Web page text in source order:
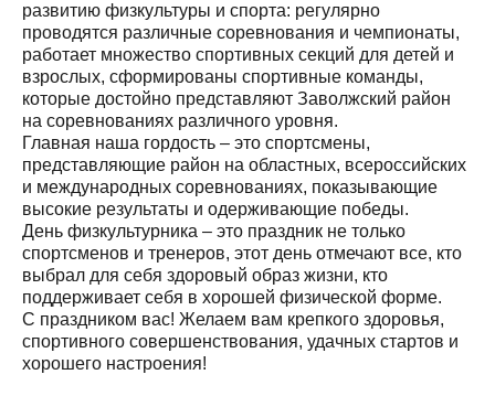
развитию физкультуры и спорта: регулярно
проводятся различные соревнования и чемпионаты,
работает множество спортивных секций для детей и
взрослых, сформированы спортивные команды,
которые достойно представляют Заволжский район
на соревнованиях различного уровня.
Главная наша гордость – это спортсмены,
представляющие район на областных, всероссийских
и международных соревнованиях, показывающие
высокие результаты и одерживающие победы.
День физкультурника – это праздник не только
спортсменов и тренеров, этот день отмечают все, кто
выбрал для себя здоровый образ жизни, кто
поддерживает себя в хорошей физической форме.
С праздником вас! Желаем вам крепкого здоровья,
спортивного совершенствования, удачных стартов и
хорошего настроения!